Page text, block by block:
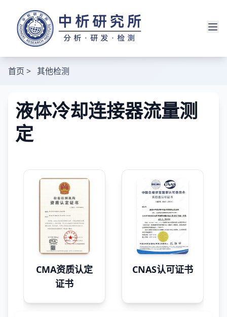
首页 > 其他检测
液体冷却连接器流量测
定
CMA资质认定
证书
CNAS认可证书